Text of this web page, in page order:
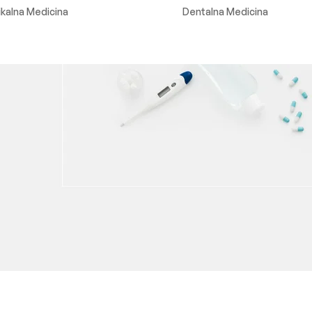
Medicina
Dentalna Medicina